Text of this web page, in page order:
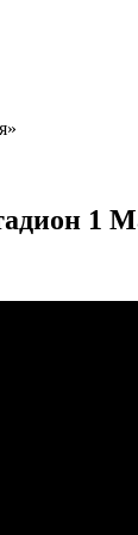
1